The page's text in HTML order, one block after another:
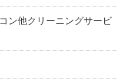
ン他クリーニングサービ